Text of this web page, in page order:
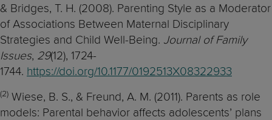
& Bridges, T. H. (2008). Parenting Style as a Moderator
of Associations Between Maternal Disciplinary
Strategies and Child Well-Being. Journal of Family
Issues, 29(12), 1724-
1744. https://doi.org/10.1177/0192513X08322933
(2) Wiese, B. S., & Freund, A. M. (2011). Parents as role
models: Parental behavior affects adolescents’ plans